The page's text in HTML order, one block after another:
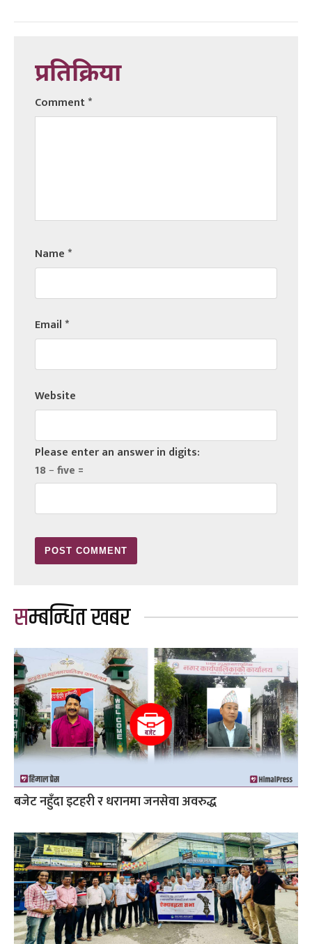
प्रतिक्रिया
Comment*
Name*
Email*
Website
Please enter an answer in digits:
18 − five =
सम्बन्धित खबर
बजेट नहुँदा इटहरी र धरानमा जनसेवा अवरुद्ध